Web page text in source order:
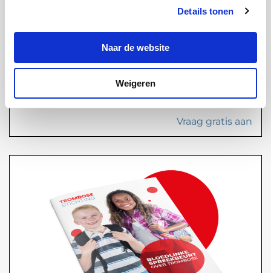
Details tonen
Naar de website
Weigeren
Speciale editie magazine
Vraag gratis aan